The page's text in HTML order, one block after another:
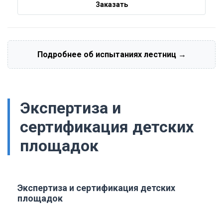
Заказать
Подробнее об испытаниях лестниц →
Экспертиза и
сертификация детских
площадок
Экспертиза и сертификация детских
площадок